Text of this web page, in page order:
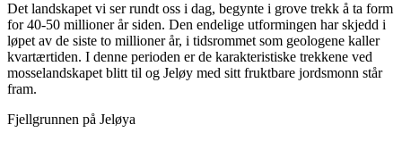
Det landskapet vi ser rundt oss i dag, begynte i grove trekk å ta form
for 40-50 millioner år siden. Den endelige utformingen har skjedd i
løpet av de siste to millioner år, i tidsrommet som geologene kaller
kvartærtiden. I denne perioden er de karakteristiske trekkene ved
mosselandskapet blitt til og Jeløy med sitt fruktbare jordsmonn står
fram.
Fjellgrunnen på Jeløya